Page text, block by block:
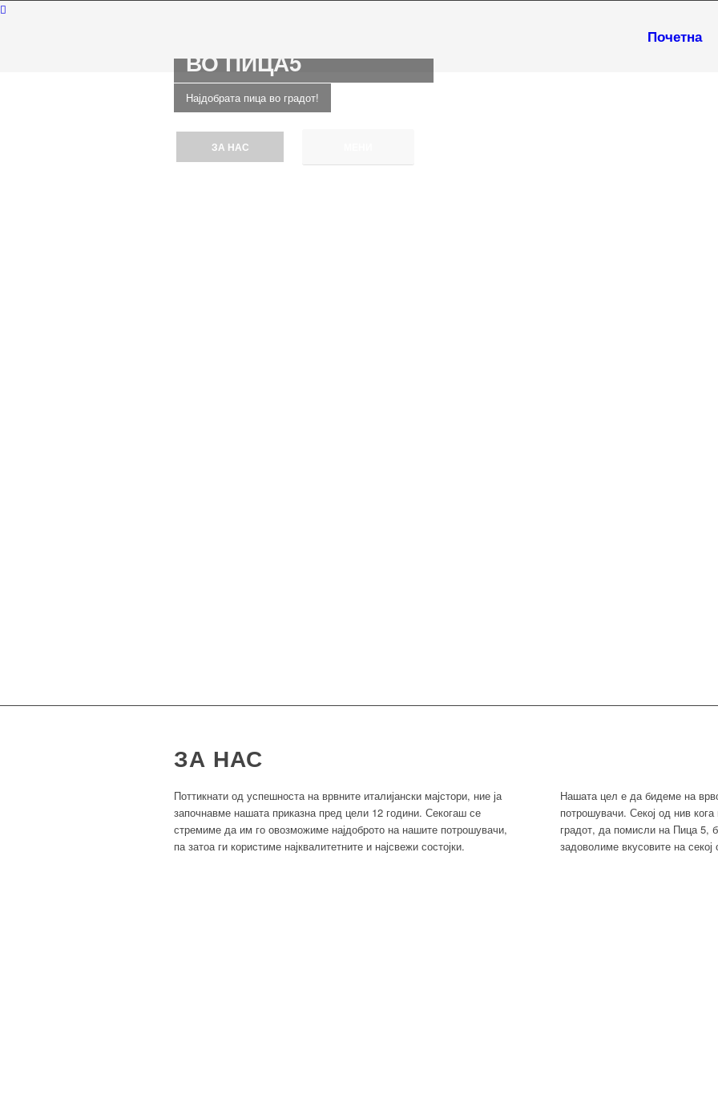
Почетна
ВО ПИЦА5
Најдобрата пица во градот!
ЗА НАС
ЗА НАС
Поттикнати од успешноста на врвните италијански мајстори, ние ја
започнавме нашата приказна пред цели 12 години. Секогаш се
стремиме да им го овозможиме најдоброто на нашите потрошувачи,
па затоа ги користиме најквалитетните и најсвежи состојки.
Нашата цел е да бидеме на
потрошувачи. Секој од нив
градот, да помисли на Пица 5,
задоволиме вкусовите на